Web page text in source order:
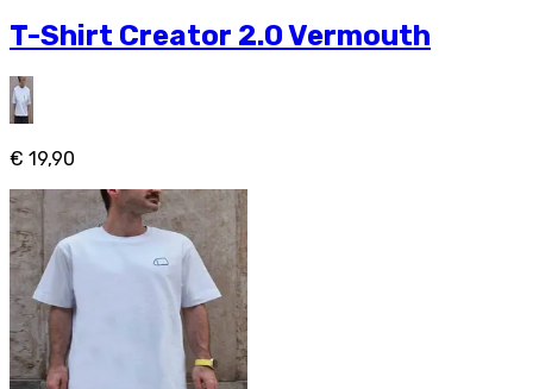
T-Shirt Creator 2.0 Vermouth
€ 19,90